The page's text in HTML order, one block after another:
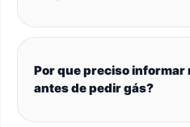
Por que preciso informar
antes de pedir gás?